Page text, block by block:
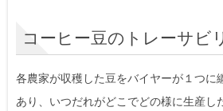
コーヒー豆のトレーサビ
各農家が収穫した豆をバイヤーが１つに
あり、いつだれがどこでどの様に生産し